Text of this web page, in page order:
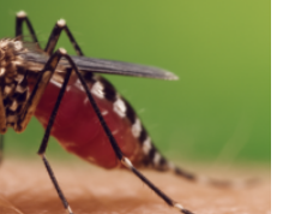
von Millionen Jahren
sticht eine Gruppe heraus,
vorkommt: die
Einige Arten
dichte Geflechte
Was auffällig ist: Die